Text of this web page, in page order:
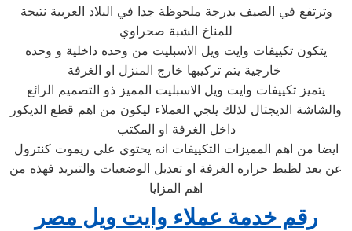
وترتفع في الصيف بدرجة ملحوظة جدا في البلاد العربية نتيجة
للمناخ الشبة صحراوي
يتكون تكييفات وايت ويل الاسبليت من وحده داخلية و وحده
يتميز تكييفات وايت ويل الاسبليت المميز ذو التصميم الرائع
والشاشة الديجتال لذلك يلجي العملاء ليكون من اهم قطع الديكور
داخل الغرفة او المكتب
ايضا من اهم المميزات التكييفات انه يحتوي علي ريموت كنترول
عن بعد لظبط حراره الغرفة او تعديل الوضعيات والتبريد فهذه من
اهم المزايا
رقم خدمة عملاء وايت ويل مصر